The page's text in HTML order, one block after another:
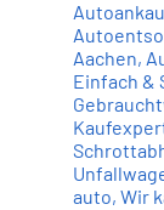
Aachen,
Einfach &
auto, Wir